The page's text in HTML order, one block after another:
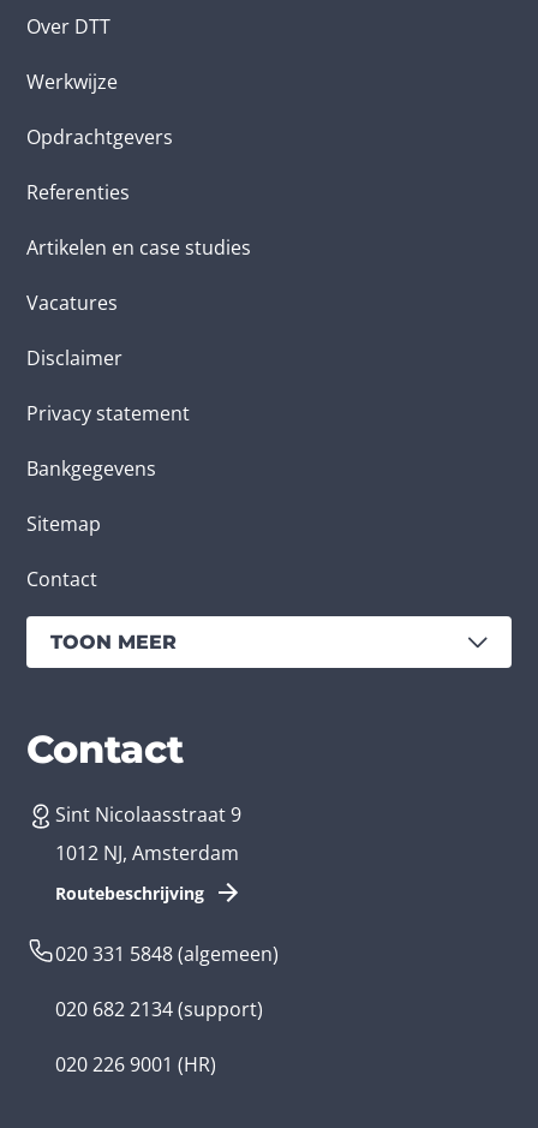
Over DTT
Werkwijze
Opdrachtgevers
Referenties
Artikelen en case studies
Vacatures
Disclaimer
Privacy statement
Bankgegevens
Sitemap
Contact
TOON MEER
Diensten
App laten maken
Branches
Bedrijfsapp
Contact
Sint Nicolaasstraat 9
1012 NJ, Amsterdam
Routebeschrijving
020 331 5848(algemeen)
020 682 2134(support)
020 226 9001 (HR)